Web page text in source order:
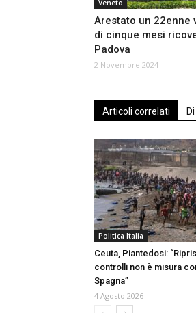
Veneto
Arestato un 22enne
di cinque mesi
Padova
2 Novembre 2024
Articoli correlati
Politica Italia
Ceuta, Piantedosi:
controlli non è misura
Spagna”
4 Agosto 2026